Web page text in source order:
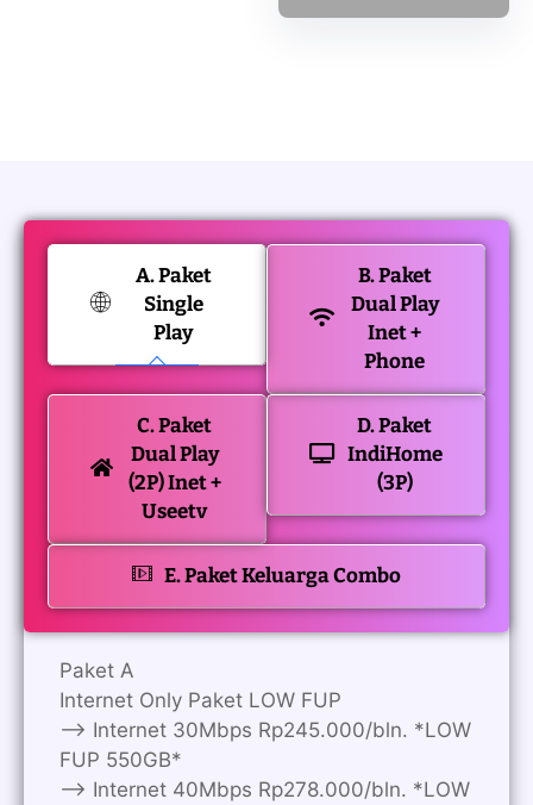
A. Paket
Single
Play
B. Paket
Dual Play
Inet +
Phone
C. Paket
Dual Play
(2P) Inet +
Useetv
D. Paket
IndiHome
(3P)
E. Paket Keluarga Combo
Paket A
Internet Only Paket LOW FUP
—> Internet 30Mbps Rp245.000/bln. *LOW
FUP 550GB*
—> Internet 40Mbps Rp278.000/bln. *LOW